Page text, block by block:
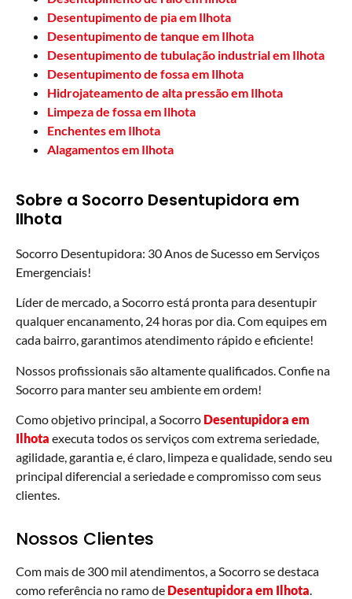
Desentupimento de pia em Ilhota
Desentupimento de tanque em Ilhota
Desentupimento de tubulação industrial em Ilhota
Desentupimento de fossa em Ilhota
Hidrojateamento de alta pressão em Ilhota
Limpeza de fossa em Ilhota
Enchentes em Ilhota
Alagamentos em Ilhota
Sobre a Socorro Desentupidora em
Ilhota
Socorro Desentupidora: 30 Anos de Sucesso em Serviços
Emergenciais!
Líder de mercado, a Socorro está pronta para desentupir
qualquer encanamento, 24 horas por dia. Com equipes em
cada bairro, garantimos atendimento rápido e eficiente!
Nossos profissionais são altamente qualificados. Confie na
Socorro para manter seu ambiente em ordem!
Como objetivo principal, a Socorro Desentupidora em
Ilhota executa todos os serviços com extrema seriedade,
agilidade, garantia e, é claro, limpeza e qualidade, sendo seu
principal diferencial a seriedade e compromisso com seus
clientes.
Nossos Clientes
Com mais de 300 mil atendimentos, a Socorro se destaca
como referência no ramo de Desentupidora em Ilhota.